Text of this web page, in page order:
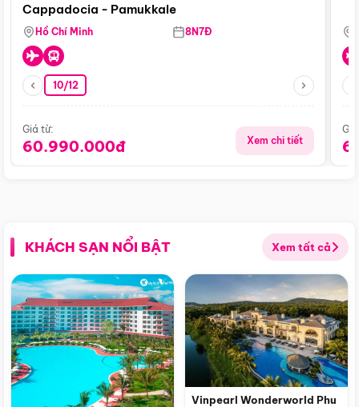
Cappadocia - Pamukkale
Hồ Chí Minh 8N7Đ
10/12
Giá từ:
60.990.000đ Xem chi tiết
KHÁCH SẠN NỔI BẬT Xem tất cả
Vinpearl Wonderworld Phu